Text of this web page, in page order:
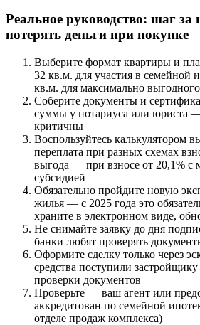
Реальное руководство: шаг
потерять деньги при покупке
Выберите формат квартиры и
32 кв.м. для участия в семейной
кв.м. для максимально
Соберите документы и
суммы у нотариуса или юриста
критичны
Воспользуйтесь калькулятором
переплата при разных схемах
выгода — при взносе от 20,1% с
субсидией
Обязательно пройдите новую
жилья — с 2025 года это
храните в электронном виде,
Не снимайте заявку до дня
банки любят проверять
Оформите сделку только через
средства поступили
проверки документов
Проверьте — ваш агент или
аккредитован по семейной
отделе продаж комплекса)